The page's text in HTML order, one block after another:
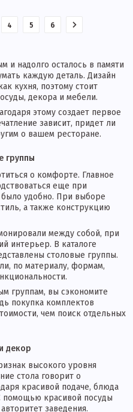
4 5 6
и надолго осталось в памяти
каждую деталь. Дизайн
кухня, поэтому стоит
декора и мебели.
этому создает первое
зависит, придет ли
о вашем ресторане.
группы
о комфорте. Главное
еще при
удобно. При выборе
а также конструкцию
между собой, при
интерьер. В каталоге
столовые группы.
по материалу, формам,
группам, вы сэкономите
покупка комплектов
чем поиск отдельных
декор
высокого уровня
стола говорит о
красивой подаче, блюда
помощью красивой посуды
заведения.